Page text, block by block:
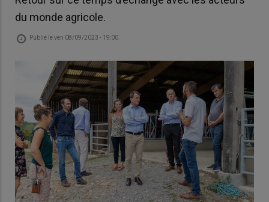
du monde agricole.
Publié leven 08/09/2023 - 19:00